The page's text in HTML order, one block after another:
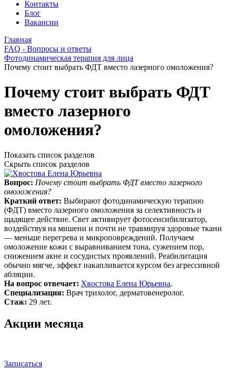
Контакты
Блог
Вакансии
Главная
FAQ - Вопросы и ответы
Фотодинамическая терапия для лица
Почему стоит выбрать ФДТ вместо лазерного омоложения?
Почему стоит выбрать ФДТ
вместо лазерного
омоложения?
Показать список разделов
Скрыть список разделов
Вопрос: Почему стоит выбрать ФДТ вместо лазерного
омоложения?
Краткий ответ: Выбирают фотодинамическую терапию
(ФДТ) вместо лазерного омоложения за селективность и
щадящее действие. Свет активирует фотосенсибилизатор,
воздействуя на мишени и почти не травмируя здоровые ткани
— меньше перегрева и микроповреждений. Получаем
омоложение кожи с выравниванием тона, сужением пор,
снижением акне и сосудистых проявлений. Реабилитация
обычно мягче, эффект накапливается курсом без агрессивной
абляции.
На вопрос отвечает: Хвостова Елена Юрьевна.
Специализация: Врач трихолог, дерматовенеролог.
Стаж: 29 лет.
Акции месяца
Записаться